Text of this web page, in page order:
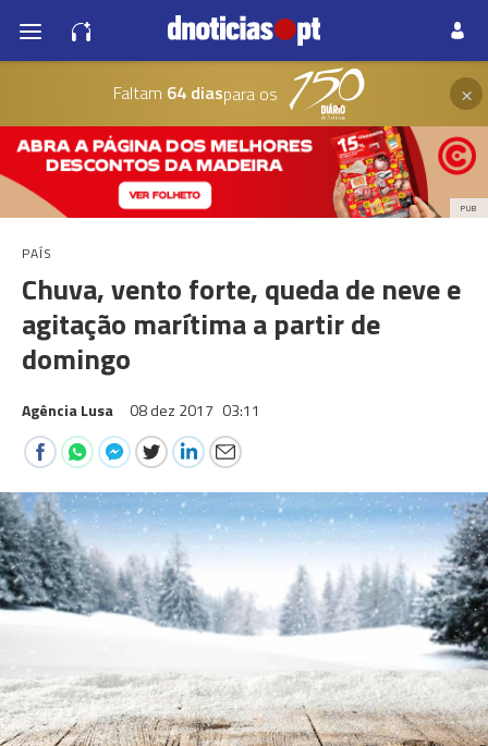
Faltam 64 diaspara os ×
PUB
PAÍS
Chuva, vento forte, queda de neve e
agitação marítima a partir de
domingo
Agência Lusa 08 dez 2017 03:11